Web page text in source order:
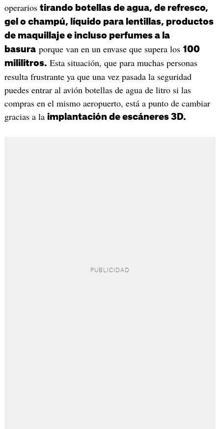
operarios tirando botellas de agua, de refresco,
gel o champú, líquido para lentillas, productos
de maquillaje e incluso perfumes a la
basuraporque van en un envase que supera los 100
mililitros. Esta situación, que para muchas personas
resulta frustrante ya que una vez pasada la seguridad
puedes entrar al avión botellas de agua de litro si las
compras en el mismo aeropuerto, está a punto de cambiar
gracias a la implantación de escáneres 3D.